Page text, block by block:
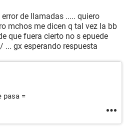
de llamadas ..... quiero
mchos me dicen q tal vez la bb
que fuera cierto no s epuede
... gx esperando respuesta
pasa =